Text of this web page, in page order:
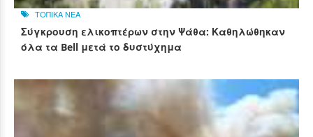
ΤΟΠΙΚΑ ΝΕΑ
Σύγκρουση ελικοπτέρων στην Ψάθα: Καθηλώθηκαν
όλα τα Bell μετά το δυστύχημα